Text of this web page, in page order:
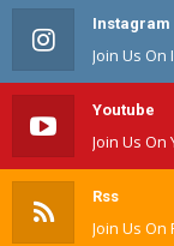
Instagram
Join Us
Youtube
Join Us On
Rss
Join Us On